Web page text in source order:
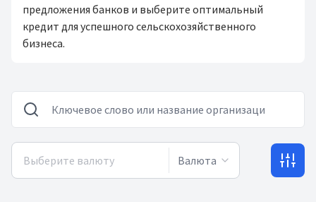
предложения банков и выберите оптимальный
кредит для успешного сельскохозяйственного
бизнеса.
Валюта